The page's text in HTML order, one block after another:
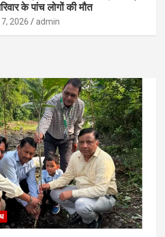
के पांच लोगों की मौत
2026 admin